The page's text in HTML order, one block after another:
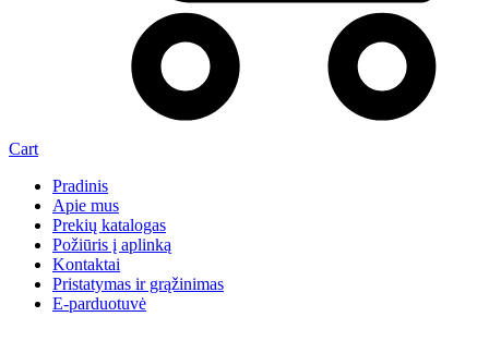
Cart
Pradinis
Apie mus
Prekių katalogas
Požiūris į aplinką
Kontaktai
Pristatymas ir grąžinimas
E-parduotuvė